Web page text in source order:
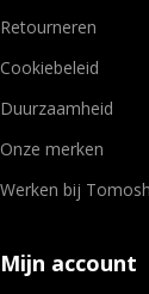
Retourneren
Cookiebeleid
Duurzaamheid
Onze merken
Werken bij
Mijn account